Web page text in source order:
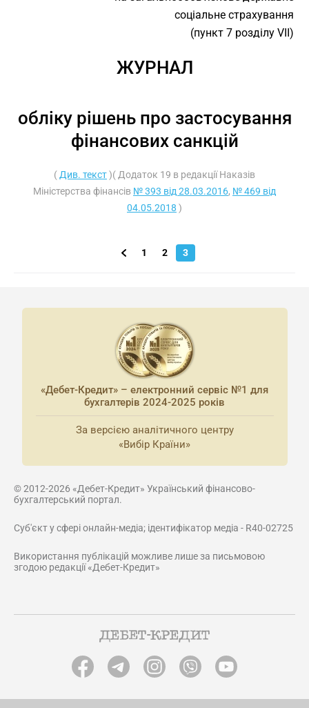
соціальне страхування
(пункт 7 розділу VII)
ЖУРНАЛ
обліку рішень про застосування
фінансових санкцій
( Див. текст)( Додаток 19 в редакції Наказів
Міністерства фінансів № 393 від 28.03.2016, № 469 від
04.05.2018 )
1 2 3
«Дебет-Кредит» – електронний сервіс №1 для
бухгалтерів 2024-2025 років
За версією аналітичного центру
«Вибір Країни»
© 2012-2026 «Дебет-Кредит» Український фінансово-
бухгалтерський портал.
Суб'єкт у сфері онлайн-медіа; ідентифікатор медіа - R40-02725
Використання публікацій можливе лише за письмовою
згодою редакції «Дебет-Кредит»